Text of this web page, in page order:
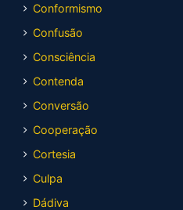
Conformismo
Confusão
Consciência
Contenda
Conversão
Cooperação
Cortesia
Culpa
Dádiva